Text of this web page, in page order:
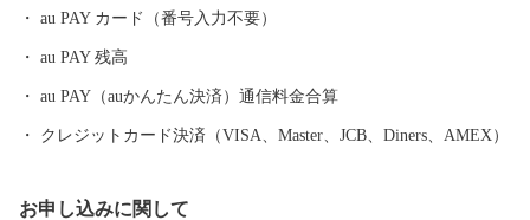
au PAY カード（番号入力不要）
au PAY 残高
au PAY（auかんたん決済）通信料金合算
クレジットカード決済（VISA、Master、JCB、Diners、AMEX）
お申し込みに関して